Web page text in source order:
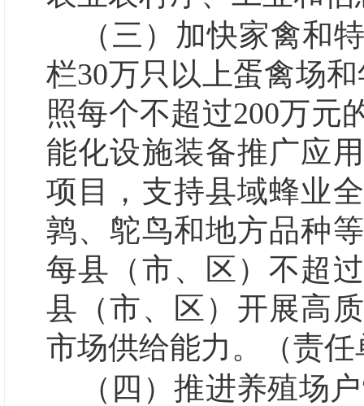
（三）加快家禽和
栏30万只以上蛋禽场
照每个不超过200万元
能化设施装备推广应
项目，支持县域蜂业
鹑、鸵鸟和地方品种
每县（市、区）不超
县（市、区）开展高
市场供给能力。（责
（四）推进养殖场